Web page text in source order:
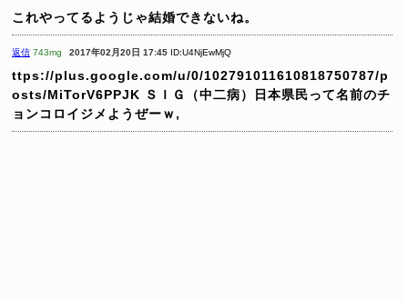
これやってるようじゃ結婚できないね。
返信 743mg 2017年02月20日 17:45 ID:U4NjEwMjQ
ttps://plus.google.com/u/0/102791011610818750787/p
osts/MiTorV6PPJK ＳＩＧ（中二病）日本県民って名前のチ
ョンコロイジメようぜーｗ,